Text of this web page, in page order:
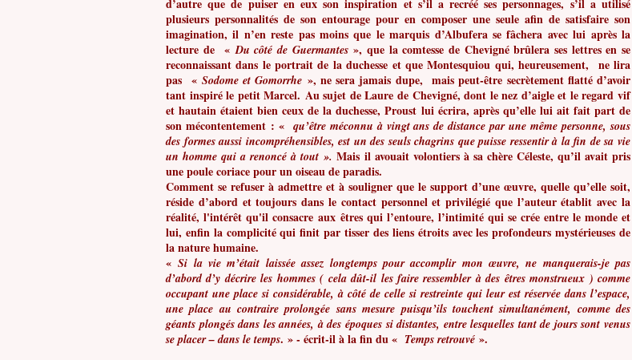
d’autre que de puiser en eux son inspiration et s’il a recréé ses personnages, s’il a utilisé
plusieurs personnalités de son entourage pour en composer une seule afin de satisfaire son
imagination, il n’en reste pas moins que le marquis d’Albufera se fâchera avec lui après la
lecture de «Du côté de Guermantes», que la comtesse de Chevigné brûlera ses lettres en se
reconnaissant dans le portrait de la duchesse et que Montesquiou qui, heureusement, ne lira
pas « Sodome et Gomorrhe », ne sera jamais dupe, mais peut-être secrètement flatté d’avoir
tant inspiré le petit Marcel. Au sujet de Laure de Chevigné, dont le nez d’aigle et le regard vif
et hautain étaient bien ceux de la duchesse, Proust lui écrira, après qu’elle lui ait fait part de
son mécontentement : « qu’être méconnu à vingt ans de distance par une même personne, sous
des formes aussi incompréhensibles, est un des seuls chagrins que puisse ressentir à la fin de sa vie
un homme qui a renoncé à tout ». Mais il avouait volontiers à sa chère Céleste, qu’il avait pris
une poule coriace pour un oiseau de paradis.
Comment se refuser à admettre et à souligner que le support d’une œuvre, quelle qu’elle soit,
réside d’abord et toujours dans le contact personnel et privilégié que l’auteur établit avec la
réalité, l'intérêt qu'il consacre aux êtres qui l’entoure, l’intimité qui se crée entre le monde et
lui, enfin la complicité qui finit par tisser des liens étroits avec les profondeurs mystérieuses de
la nature humaine.
«Si la vie m’était laissée assez longtemps pour accomplir mon œuvre, ne manquerais-je pas
d’abord d’y décrire les hommes ( cela dût-il les faire ressembler à des êtres monstrueux ) comme
occupant une place si considérable, à côté de celle si restreinte qui leur est réservée dans l’espace,
une place au contraire prolongée sans mesure puisqu’ils touchent simultanément, comme des
géants plongés dans les années, à des époques si distantes, entre lesquelles tant de jours sont venus
se placer – dans le temps. » - écrit-il à la fin du « Temps retrouvé ».